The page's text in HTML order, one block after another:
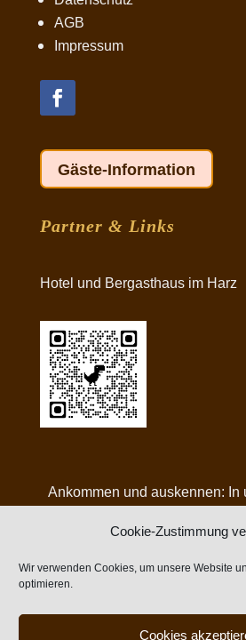
Cookie-Zustimmung
Wir verwenden Cookies, um unsere Website
optimieren.
Cookies
AGB
Impressum
Gäste-Information
Partner & Links
Hotel und Bergasthaus im Harz
Ankommen und auskennen: In
Tipps für Ihren